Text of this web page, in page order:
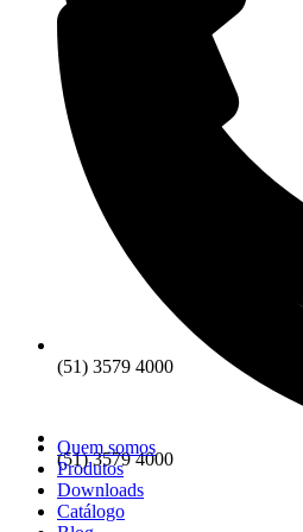
(51) 3579 4000
(51) 3579 4000
Quem somos
Produtos
Downloads
Catálogo